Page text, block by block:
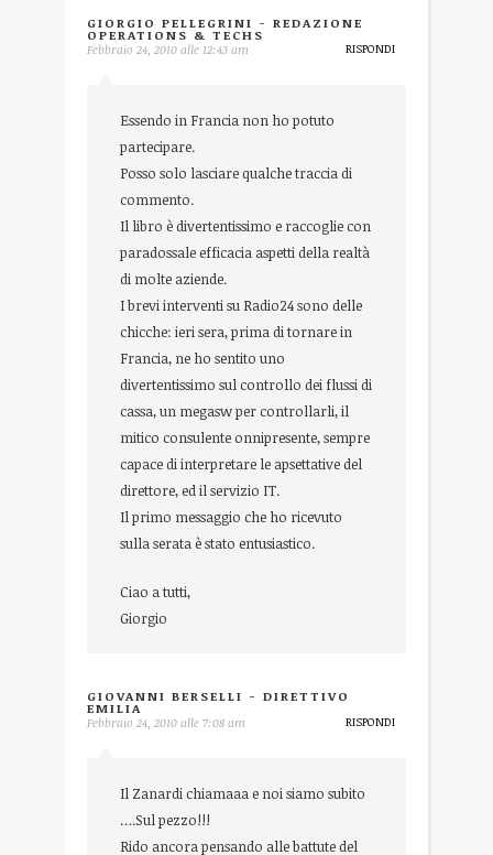
GIORGIO PELLEGRINI - REDAZIONE
OPERATIONS & TECHS
Febbraio 24, 2010 alle 12:43 am
Essendo in Francia non ho potuto
partecipare.
Posso solo lasciare qualche traccia di
commento.
Il libro è divertentissimo e raccoglie con
paradossale efficacia aspetti della realtà
di molte aziende.
I brevi interventi su Radio24 sono delle
chicche: ieri sera, prima di tornare in
Francia, ne ho sentito uno
divertentissimo sul controllo dei flussi di
cassa, un megasw per controllarli, il
mitico consulente onnipresente, sempre
capace di interpretare le apsettative del
direttore, ed il servizio IT.
Il primo messaggio che ho ricevuto
sulla serata è stato entusiastico.
Ciao a tutti,
Giorgio
RISPONDI
GIOVANNI BERSELLI - DIRETTIVO
EMILIA
Febbraio 24, 2010 alle 7:08 am
Il Zanardi chiamaaa e noi siamo subito
….Sul pezzo!!!
Rido ancora pensando alle battute del
RISPONDI